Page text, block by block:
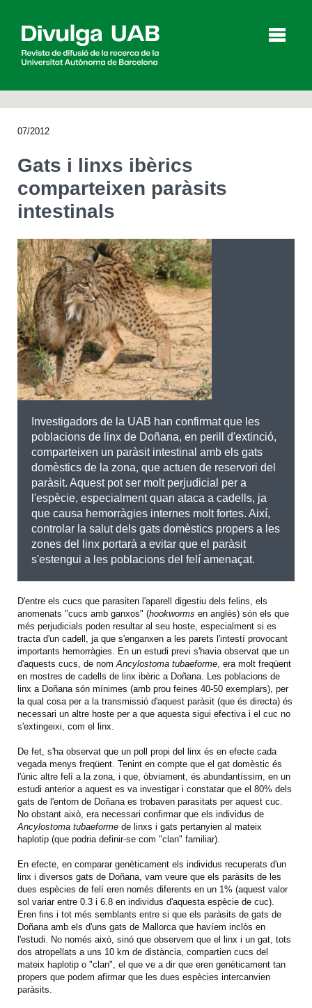
Agenda
English Español
CERCAR
07/2012
Gats i linxs ibèrics
comparteixen paràsits
intestinals
Investigadors de la UAB han confirmat que les
poblacions de linx de Doñana, en perill d'extinció,
comparteixen un paràsit intestinal amb els gats
domèstics de la zona, que actuen de reservori del
paràsit. Aquest pot ser molt perjudicial per a
l'espècie, especialment quan ataca a cadells, ja
que causa hemorràgies internes molt fortes. Així,
controlar la salut dels gats domèstics propers a les
zones del linx portarà a evitar que el paràsit
s'estengui a les poblacions del felí amenaçat.
D'entre els cucs que parasiten l'aparell digestiu dels felins, els
anomenats "cucs amb ganxos" (hookworms en anglès) són els que
més perjudicials poden resultar al seu hoste, especialment si es
tracta d'un cadell, ja que s'enganxen a les parets l'intestí provocant
importants hemorràgies. En un estudi previ s'havia observat que un
d'aquests cucs, de nom Ancylostoma tubaeforme , era molt freqüent
en mostres de cadells de linx ibèric a Doñana. Les poblacions de
linx a Doñana són mínimes (amb prou feines 40-50 exemplars), per
la qual cosa per a la transmissió d'aquest paràsit (que és directa) és
necessari un altre hoste per a que aquesta sigui efectiva i el cuc no
s'extingeixi, com el linx.
De fet, s'ha observat que un poll propi del linx és en efecte cada
vegada menys freqüent. Tenint en compte que el gat domèstic és
l'únic altre felí a la zona, i que, òbviament, és abundantíssim, en un
estudi anterior a aquest es va investigar i constatar que el 80% dels
gats de l'entorn de Doñana es trobaven parasitats per aquest cuc.
No obstant això, era necessari confirmar que els individus de
Ancylostoma tubaeforme de linxs i gats pertanyien al mateix
haplotip (que podria definir-se com "clan" familiar).
En efecte, en comparar genèticament els individus recuperats d'un
linx i diversos gats de Doñana, vam veure que els paràsits de les
dues espècies de felí eren només diferents en un 1% (aquest valor
sol variar entre 0.3 i 6.8 en individus d'aquesta espècie de cuc).
Eren fins i tot més semblants entre si que els paràsits de gats de
Doñana amb els d'uns gats de Mallorca que havíem inclòs en
l'estudi. No només això, sinó que observem que el linx i un gat, tots
dos atropellats a uns 10 km de distància, compartien cucs del
mateix haplotip o "clan", el que ve a dir que eren genèticament tan
propers que podem afirmar que les dues espècies intercanvien
paràsits.